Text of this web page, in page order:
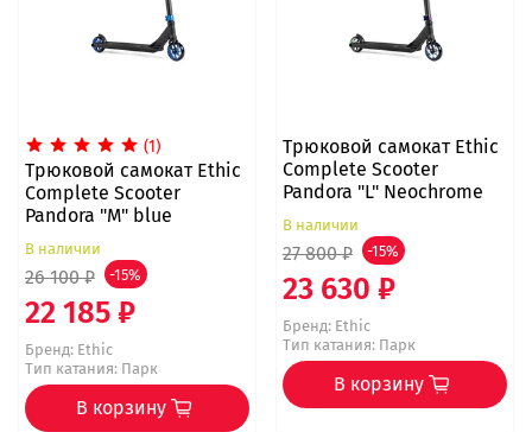
(1)
Трюковой самокат Ethic
Complete Scooter
Pandora "M" blue
В наличии
26 100 ₽ -15%
22 185 ₽
Бренд:Ethic
Тип катания: Парк
В корзину
Трюковой самокат Ethic
Complete Scooter
Pandora "L" Neochrome
В наличии
27 800 ₽ -15%
23 630 ₽
Бренд:Ethic
Тип катания: Парк
В корзину